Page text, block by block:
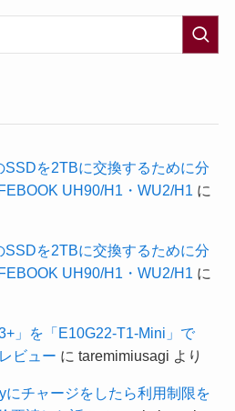
SSDを2TBに交換するために分
UH90/H1・WU2/H1 に
SSDを2TBに交換するために分
UH90/H1・WU2/H1 に
」を「E10G22-T1-Mini」で
ビュー に taremimiusagi より
チャージをしたら利用制限を